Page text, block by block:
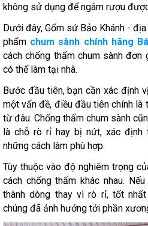
không sử dụng để ngâm rượu
Dưới đây, Gốm sứ Bảo Khánh -
phẩm chum sành chính hãng
cách chống thấm chum sành
có thể làm tại nhà.
Bước đầu tiên, bạn cần xác định
một vấn đề, điều đầu tiên chính là
từ đâu. Chống thấm chum sành
là chỗ rò rỉ hay bị nứt, xác định
những cách làm phù hợp.
Tùy thuộc vào độ nghiêm trọng
cách chống thấm khác nhau.
thành dòng thay vì rò rỉ, tốt
chúng đã ảnh hướng tới phần